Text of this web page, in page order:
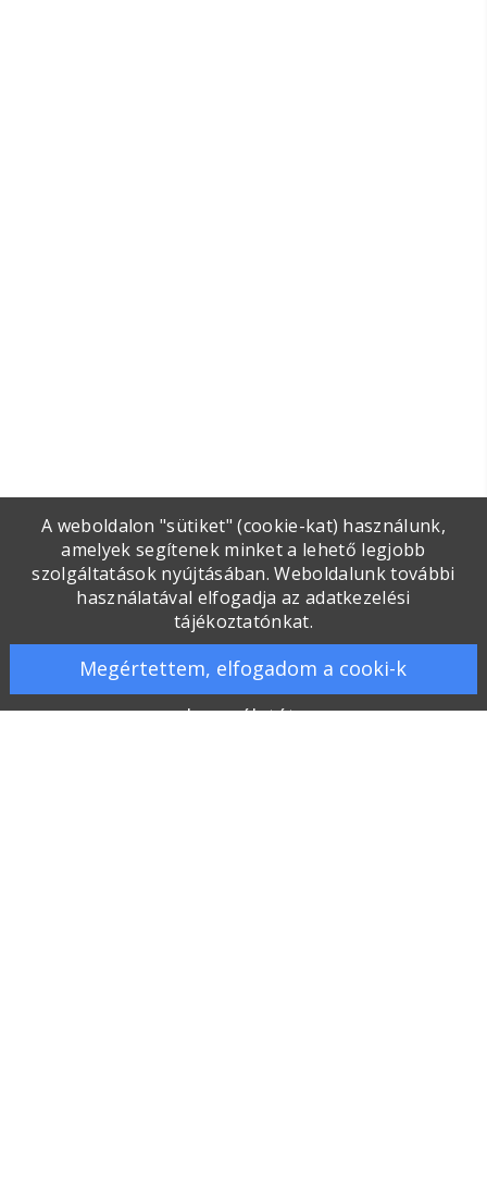
A weboldalon "sütiket" (cookie-kat) használunk,
amelyek segítenek minket a lehető legjobb
szolgáltatások nyújtásában. Weboldalunk további
használatával elfogadja az adatkezelési
tájékoztatónkat.
Megértettem, elfogadom a cooki-k
használatát.